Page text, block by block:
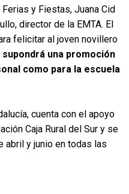
y Fiestas, Juana Cid
director de la EMTA. El
felicitar al joven novillero
supondrá una promoción
como para la escuela
cuenta con el apoyo
Caja Rural del Sur y se
abril y junio en todas las